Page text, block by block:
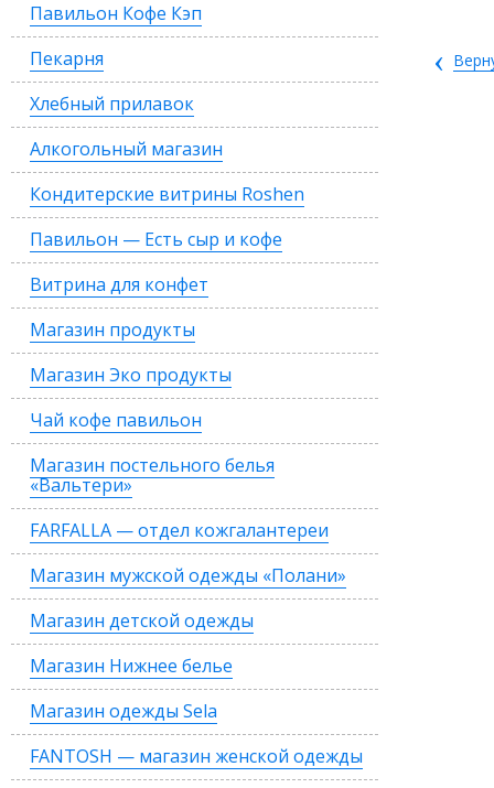
Павильон Кофе Кэп
Пекарня
Хлебный прилавок
Алкогольный магазин
Кондитерские витрины Roshen
Павильон — Есть сыр и кофе
Витрина для конфет
Магазин продукты
Магазин Эко продукты
Чай кофе павильон
Магазин постельного белья
«Вальтери»
FARFALLA — отдел кожгалантереи
Магазин мужской одежды «Полани»
Магазин детской одежды
Магазин Нижнее белье
Магазин одежды Sela
FANTOSH — магазин женской одежды
‹